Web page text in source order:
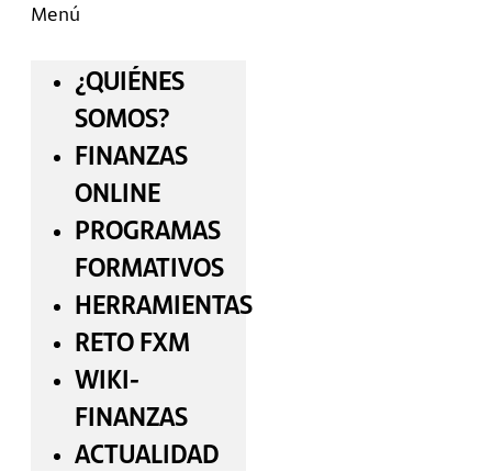
Menú
¿QUIÉNES
SOMOS?
FINANZAS
ONLINE
PROGRAMAS
FORMATIVOS
HERRAMIENTAS
RETO FXM
WIKI-
FINANZAS
ACTUALIDAD